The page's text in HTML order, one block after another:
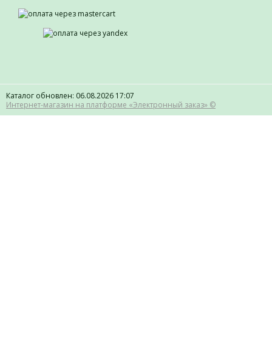
Каталог обновлен: 06.08.2026 17:07
Интернет-магазин на платформе «Электронный заказ» ©